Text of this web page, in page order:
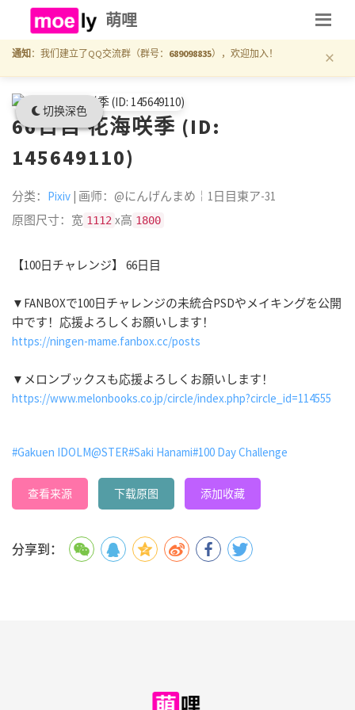
切换深色
萌哩
通知 ：我们建立了QQ交流群（群号： 689098835），欢迎加入！ ×
66日目 花海咲季 (ID:
145649110)
分类： Pixiv | 画师：@にんげんまめ￤1日目東ア-31
原图尺寸：宽 1112 x高 1800
【100日チャレンジ】 66日目
▼FANBOXで100日チャレンジの未統合PSDやメイキングを公開
中です！応援よろしくお願いします！
https://ningen-mame.fanbox.cc/posts
▼メロンブックスも応援よろしくお願いします！
https://www.melonbooks.co.jp/circle/index.php?circle_id=114555
#Gakuen IDOLM@STER#Saki Hanami#100 Day Challenge
查看来源 下载原图 添加收藏
分享到：